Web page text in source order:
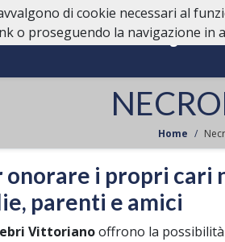
Home Necrologi
Home
i propri cari
parenti e amici
Vittorianooffrono la
di cookie necessari al
o proseguendo la navigazione in